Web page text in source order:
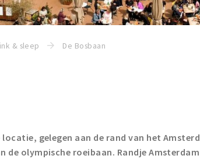
& sleep De Bosbaan
gelegen aan de rand van het
olympische roeibaan. Randje